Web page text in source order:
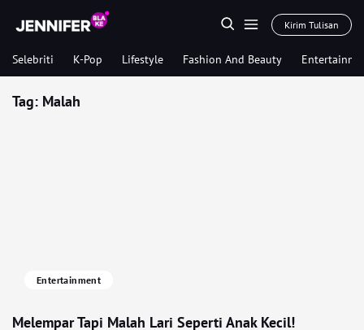
Kirim Tulisan
Selebriti K-Pop Lifestyle Fashion And Beauty
Tag: Malah
Entertainment
Melempar Tapi Malah Lari Seperti Anak Kecil!